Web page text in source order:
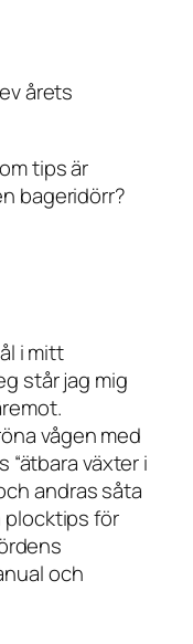
årets
tips är
bageridörr?
i mitt
står jag mig
vågen med
växter i
andras såta
plocktips för
och